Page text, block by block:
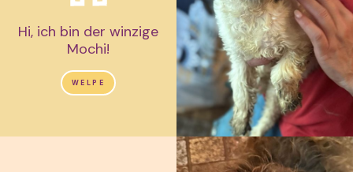
Hi, ich bin der winzige
Mochi!
WELPE